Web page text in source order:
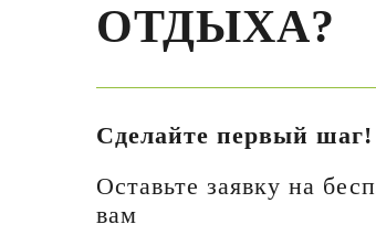
ОТДЫХА?
Сделайте первый шаг!
Оставьте заявку на
вам